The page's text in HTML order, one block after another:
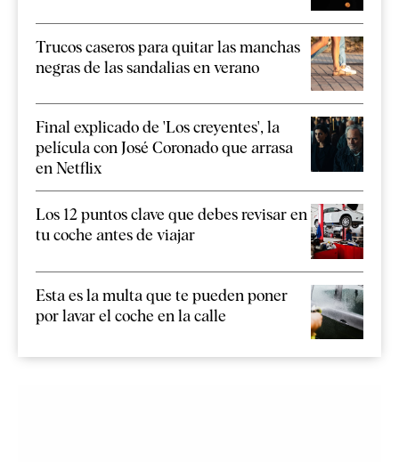
Trucos caseros para quitar las manchas
negras de las sandalias en verano
Final explicado de 'Los creyentes', la
película con José Coronado que arrasa
en Netflix
Los 12 puntos clave que debes revisar en
tu coche antes de viajar
Esta es la multa que te pueden poner
por lavar el coche en la calle